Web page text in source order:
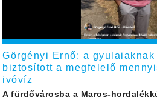
Görgényi Ernő: a
biztosított a megfelelő
ivóvíz
A fürdővárosba a Maros-